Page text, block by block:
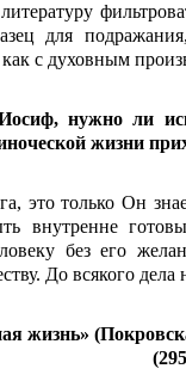
для
с духовным
нужно ли
жизни
это только Он
внутренне
без его
До всякого дела
жизнь»